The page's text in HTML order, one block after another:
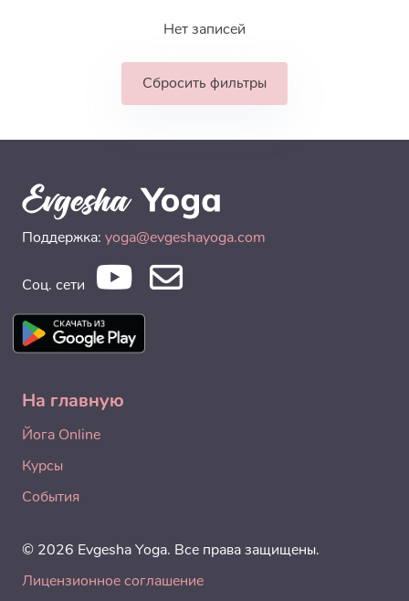
Нет записей
Сбросить фильтры
Поддержка: yoga@evgeshayoga.com
Соц. сети
На главную
Йога Online
Курсы
События
© 2026 Evgesha Yoga. Все права защищены.
Лицензионное соглашение